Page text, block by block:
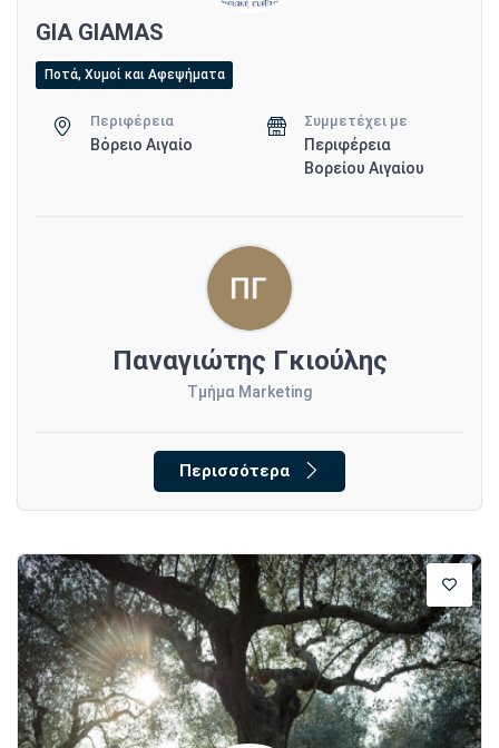
GIA GIAMAS
Ποτά, Χυμοί και Αφεψήματα
Περιφέρεια
Βόρειο Αιγαίο
Συμμετέχει με
Περιφέρεια
Βορείου Αιγαίου
Παναγιώτης Γκιούλης
Τμήμα Marketing
Περισσότερα